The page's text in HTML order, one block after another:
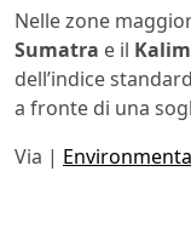
Nelle zone
Sumatra e il
dell’indice
a fronte di una
Via |